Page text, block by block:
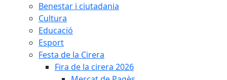
Benestar i ciutadania
Cultura
Educació
Esport
Festa de la Cirera
Fira de la cirera 2026